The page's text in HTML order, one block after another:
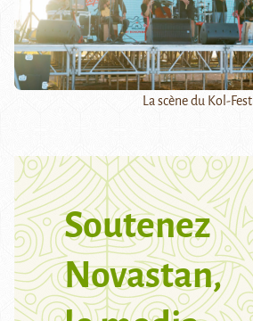
La scène du Kol-Fest.
Soutenez
Novastan,